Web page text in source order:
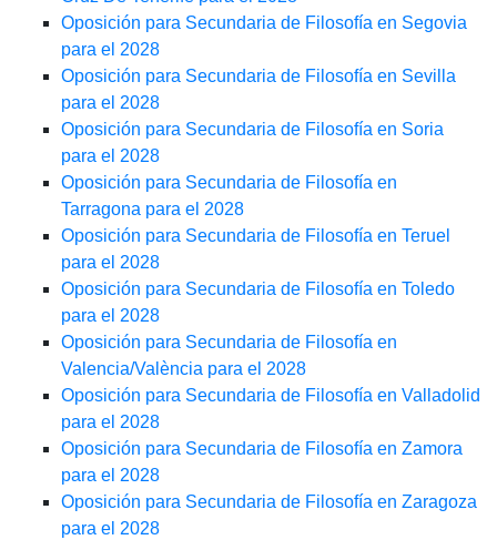
Oposición para Secundaria de Filosofía en Segovia
para el 2028
Oposición para Secundaria de Filosofía en Sevilla
para el 2028
Oposición para Secundaria de Filosofía en Soria
para el 2028
Oposición para Secundaria de Filosofía en
Tarragona para el 2028
Oposición para Secundaria de Filosofía en Teruel
para el 2028
Oposición para Secundaria de Filosofía en Toledo
para el 2028
Oposición para Secundaria de Filosofía en
Valencia/València para el 2028
Oposición para Secundaria de Filosofía en Valladolid
para el 2028
Oposición para Secundaria de Filosofía en Zamora
para el 2028
Oposición para Secundaria de Filosofía en Zaragoza
para el 2028